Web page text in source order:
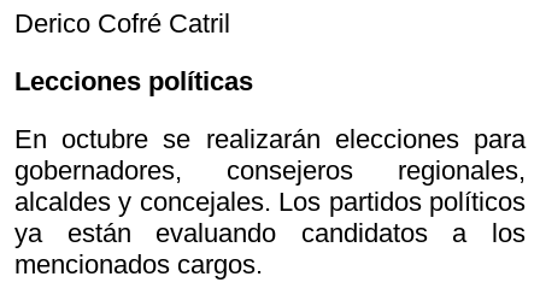
Derico Cofré Catril
Lecciones políticas
En octubre se realizarán elecciones para
gobernadores, consejeros regionales,
alcaldes y concejales. Los partidos políticos
ya están evaluando candidatos a los
mencionados cargos.